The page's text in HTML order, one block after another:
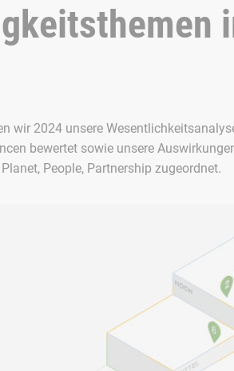
wir 2024 unsere
bewertet sowie unsere
People, Partnership zugeordnet.